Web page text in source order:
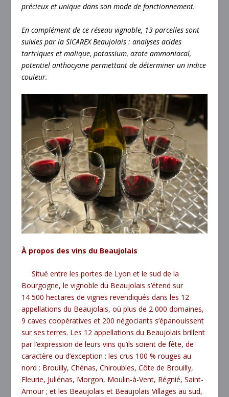
précieux et unique dans son mode de fonctionnement.
En complément de ce réseau vignoble, 13 parcelles sont
suivies par la SICAREX Beaujolais : analyses acides
tartriques et malique, potassium, azote ammoniacal,
potentiel anthocyane permettant de déterminer un indice
couleur.
À propos des vins du Beaujolais
Situé entre les portes de Lyon et le sud de la
Bourgogne, le vignoble du Beaujolais s’étend sur
14 500 hectares de vignes revendiqués dans les 12
appellations du Beaujolais, où plus de 2 000 domaines,
9 caves coopératives et 200 négociants s’épanouissent
sur ses terres. Les 12 appellations du Beaujolais brillent
par l’expression de leurs vins qu’ils soient de fête, de
caractère ou d’exception : les crus 100 % rouges au
nord : Brouilly, Chénas, Chiroubles, Côte de Brouilly,
Fleurie, Juliénas, Morgon, Moulin-à-Vent, Régnié, Saint-
Amour ; et les Beaujolais et Beaujolais Villages au sud,